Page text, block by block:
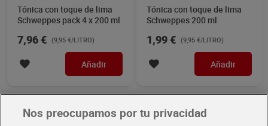
Tónica con toque de lima
Schweppes pack 4 x 200 ml
7,96 € (9,95 €/LITRO)
Añadir
Tónica con toque de lima
Schweppes 200 ml
1,99 € (9,95 €/LITRO)
Añadir
Nos preocupamos por tu privacidad